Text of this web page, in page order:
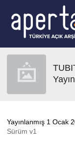
Yayınlanmış 1 Ocak
Sürüm v1